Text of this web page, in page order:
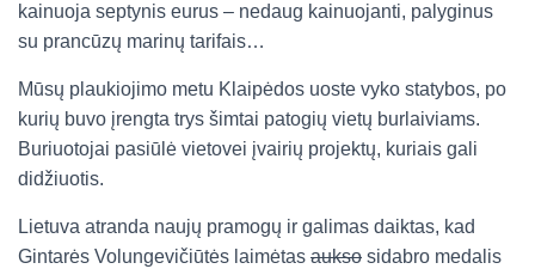
kainuoja septynis eurus – nedaug kainuojanti, palyginus
su prancūzų marinų tarifais…
Mūsų plaukiojimo metu Klaipėdos uoste vyko statybos, po
kurių buvo įrengta trys šimtai patogių vietų burlaiviams.
Buriuotojai pasiūlė vietovei įvairių projektų, kuriais gali
didžiuotis.
Lietuva atranda naujų pramogų ir galimas daiktas, kad
Gintarės Volungevičiūtės laimėtas aukso sidabro medalis